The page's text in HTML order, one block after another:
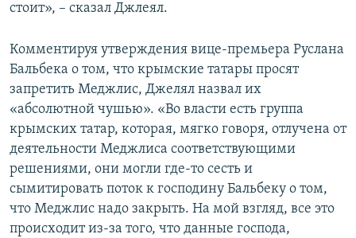
стоит», – сказал Джлеял.
Комментируя утверждения вице-премьера Руслана
Бальбека о том, что крымские татары просят
запретить Меджлис, Джелял назвал их
«абсолютной чушью». «Во власти есть группа
крымских татар, которая, мягко говоря, отлучена от
деятельности Меджлиса соответствующими
решениями, они могли где-то сесть и
сымитировать поток к господину Бальбеку о том,
что Меджлис надо закрыть. На мой взгляд, все это
происходит из-за того, что данные господа,